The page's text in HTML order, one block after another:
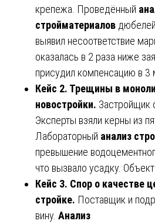
крепежа. Проведённый
стройматериалов
выявил несоответствие
оказалась в 2 раза ниже
присудил компенсацию в 3
Кейс 2. Трещины в
новостройки. Застройщик
Эксперты взяли керны из
Лабораторный анализ
превышение
что вызвало усадку.
Кейс 3. Спор о качестве
стройке. Поставщик и
вину. Анализ